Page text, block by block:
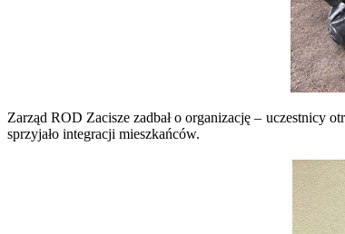
Zarząd ROD Zacisze zadbał o organizację – uczestnicy
sprzyjało integracji mieszkańców.